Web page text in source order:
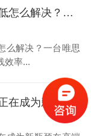
人工摆盘效率低怎么解决？一台唯思特整列机，让产线效率翻5倍
么解决？一台唯思
效率...
在成为新瓶颈